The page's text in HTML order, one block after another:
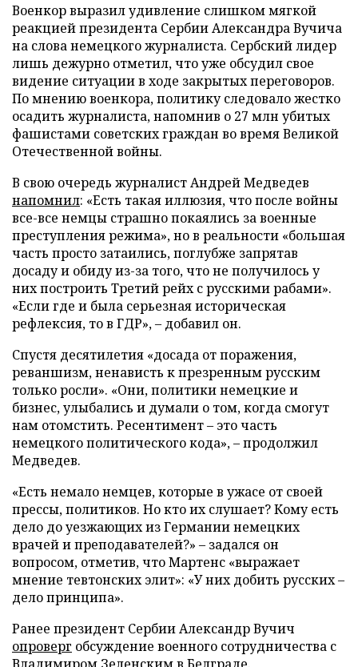
Военкор выразил удивление слишком мягкой
реакцией президента Сербии Александра Вучича
на слова немецкого журналиста. Сербский лидер
лишь дежурно отметил, что уже обсудил свое
видение ситуации в ходе закрытых переговоров.
По мнению военкора, политику следовало жестко
осадить журналиста, напомнив о 27 млн убитых
фашистами советских граждан во время Великой
Отечественной войны.
В свою очередь журналист Андрей Медведев
напомнил: «Есть такая иллюзия, что после войны
все-все немцы страшно покаялись за военные
преступления режима», но в реальности «большая
часть просто затаились, поглубже запрятав
досаду и обиду из-за того, что не получилось у
них построить Третий рейх с русскими рабами».
«Если где и была серьезная историческая
рефлексия, то в ГДР», – добавил он.
Спустя десятилетия «досада от поражения,
реваншизм, ненависть к презренным русским
только росли». «Они, политики немецкие и
бизнес, улыбались и думали о том, когда смогут
нам отомстить. Ресентимент – это часть
немецкого политического кода», – продолжил
Медведев.
«Есть немало немцев, которые в ужасе от своей
прессы, политиков. Но кто их слушает? Кому есть
дело до уезжающих из Германии немецких
врачей и преподавателей?» – задался он
вопросом, отметив, что Мартенс «выражает
мнение тевтонских элит»: «У них добить русских –
дело принципа».
Ранее президент Сербии Александр Вучич
опроверг обсуждение военного сотрудничества с